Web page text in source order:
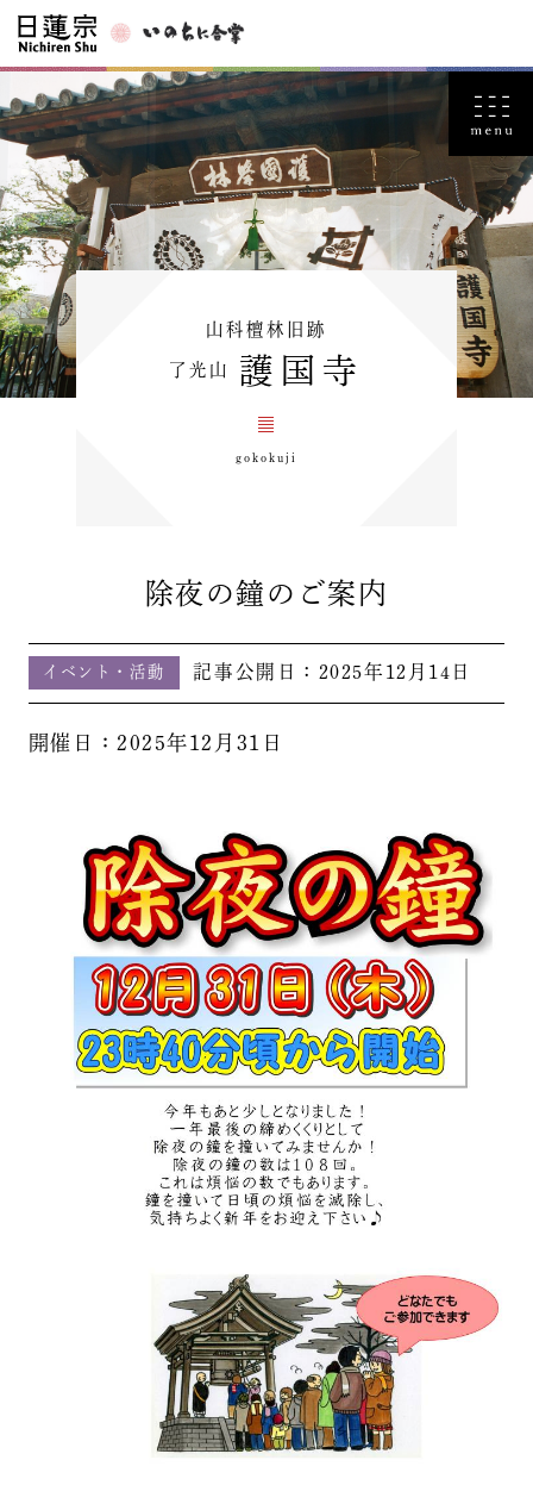
山科檀林旧跡
了光山 護国寺
gokokuji
除夜の鐘のご案内
イベント・活動 記事公開日： 2025年12月14日
開催日：2025年12月31日